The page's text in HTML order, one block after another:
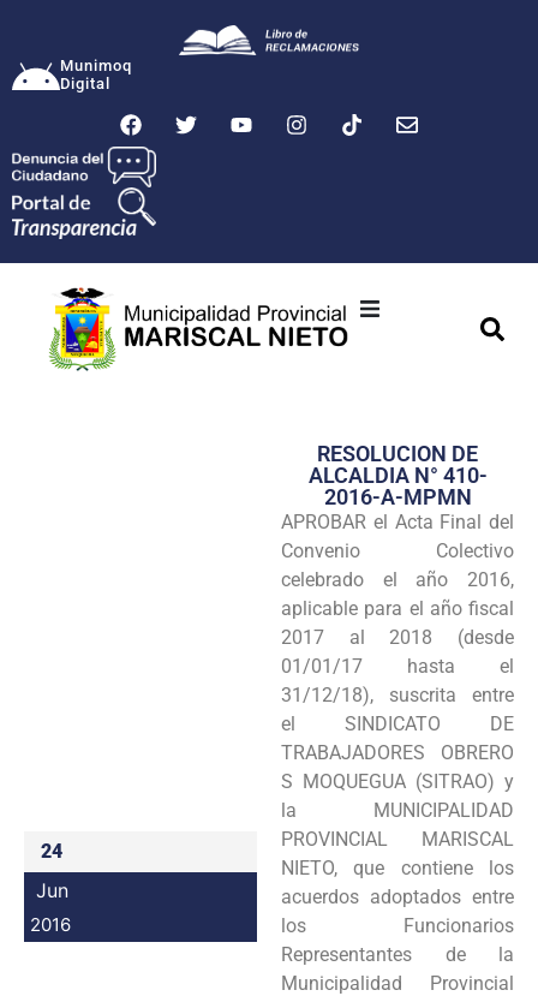
Munimoq
Digital
Transparencia
Seguridad
Programas
Intranet
24
Jun
2016
RESOLUCION DE
ALCALDIA N° 410-
2016-A-MPMN
APROBAR el Acta Final del
Convenio Colectivo
celebrado el año 2016,
aplicable para el año fiscal
2017 al 2018 (desde
01/01/17 hasta el
31/12/18), suscrita entre
el SINDICATO DE
TRABAJADORES OBRERO
S MOQUEGUA (SITRAO) y
la MUNICIPALIDAD
PROVINCIAL MARISCAL
NIETO, que contiene los
acuerdos adoptados entre
los Funcionarios
Representantes de la
Municipalidad Provincial